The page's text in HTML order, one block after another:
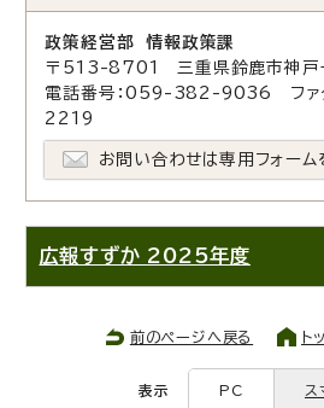
政策経営部 情報政策課
〒513-8701 三重県鈴鹿市神戸
電話番号：059-382-9036 ファ
2219
お問い合わせは専用フォーム
広報すずか 2025年度
前のページへ戻る ト
表示 PC ス